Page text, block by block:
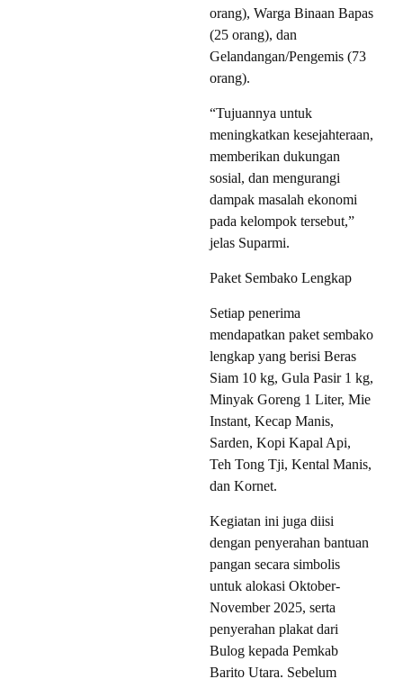
orang), Warga Binaan Bapas
(25 orang), dan
Gelandangan/Pengemis (73
orang).
“Tujuannya untuk
meningkatkan kesejahteraan,
memberikan dukungan
sosial, dan mengurangi
dampak masalah ekonomi
pada kelompok tersebut,”
jelas Suparmi.
Paket Sembako Lengkap
Setiap penerima
mendapatkan paket sembako
lengkap yang berisi Beras
Siam 10 kg, Gula Pasir 1 kg,
Minyak Goreng 1 Liter, Mie
Instant, Kecap Manis,
Sarden, Kopi Kapal Api,
Teh Tong Tji, Kental Manis,
dan Kornet.
Kegiatan ini juga diisi
dengan penyerahan bantuan
pangan secara simbolis
untuk alokasi Oktober-
November 2025, serta
penyerahan plakat dari
Bulog kepada Pemkab
Barito Utara. Sebelum